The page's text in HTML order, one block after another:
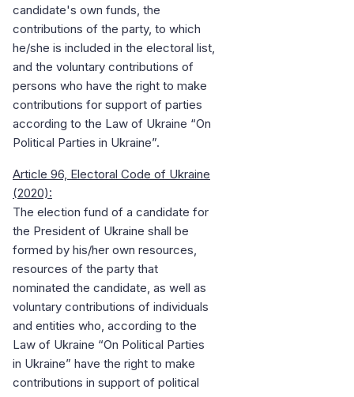
candidate's own funds, the
contributions of the party, to which
he/she is included in the electoral list,
and the voluntary contributions of
persons who have the right to make
contributions for support of parties
according to the Law of Ukraine “On
Political Parties in Ukraine”.
Article 96, Electoral Code of Ukraine
(2020):
The election fund of a candidate for
the President of Ukraine shall be
formed by his/her own resources,
resources of the party that
nominated the candidate, as well as
voluntary contributions of individuals
and entities who, according to the
Law of Ukraine “On Political Parties
in Ukraine” have the right to make
contributions in support of political